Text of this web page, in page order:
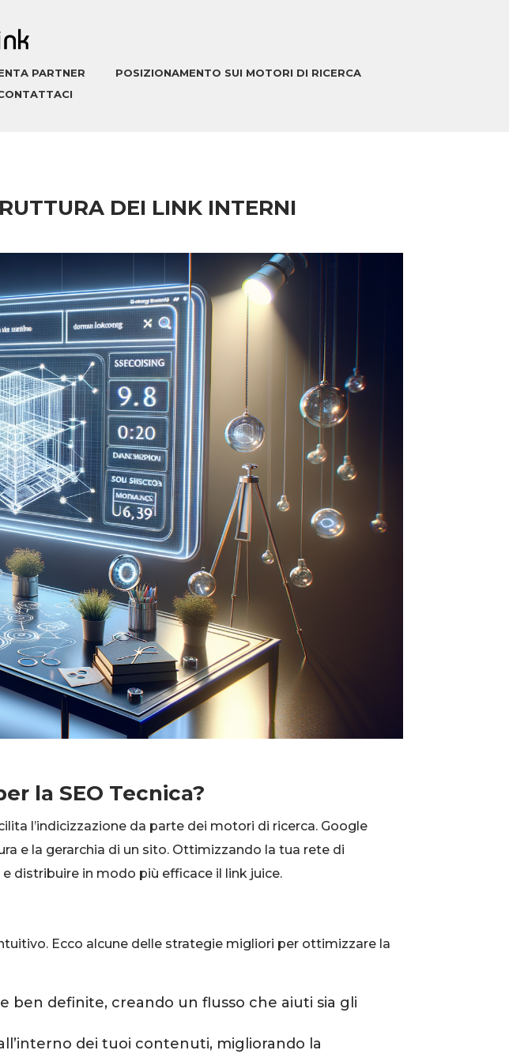
PARTNER
POSIZIONAMENTO SUI MOTORI DI RICERCA
DEI LINK INTERNI
la SEO Tecnica?
l’indicizzazione da parte dei motori di ricerca. Google
e la gerarchia di un sito. Ottimizzando la tua rete di
distribuire in modo più efficace il link juice.
Ecco alcune delle strategie migliori per ottimizzare la
definite, creando un flusso che aiuti sia gli
dei tuoi contenuti, migliorando la